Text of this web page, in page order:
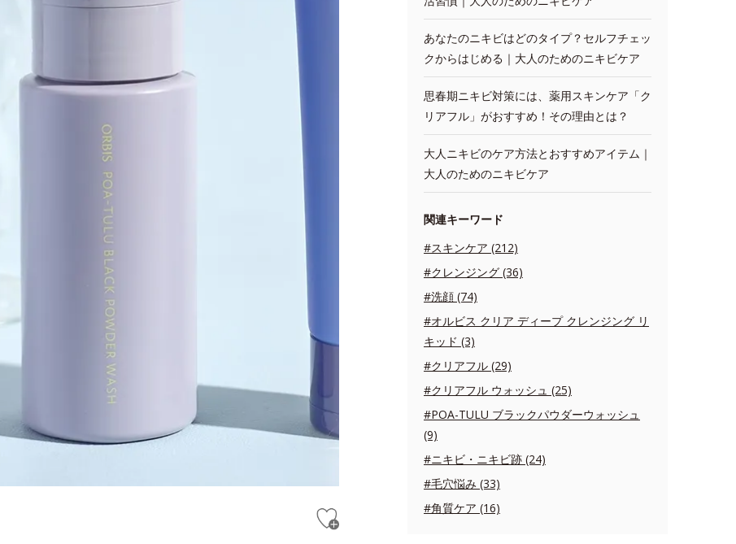
あなたのニキビはどのタイプ？セルフチェッ
クからはじめる｜大人のためのニキビケア
思春期ニキビ対策には、薬用スキンケア「ク
リアフル」がおすすめ！その理由とは？
大人ニキビのケア方法とおすすめアイテム｜
大人のためのニキビケア
関連キーワード
#スキンケア (212)
#クレンジング (36)
#洗顔 (74)
#オルビス クリア ディープ クレンジング リ
キッド (3)
#クリアフル (29)
#クリアフル ウォッシュ (25)
#POA-TULU ブラックパウダーウォッシュ
(9)
#ニキビ・ニキビ跡 (24)
#毛穴悩み (33)
#角質ケア (16)